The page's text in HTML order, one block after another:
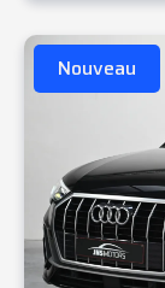
Nouveau